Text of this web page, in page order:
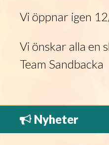
Vi öppnar igen
Vi önskar alla en
Team Sandbacka
Nyheter